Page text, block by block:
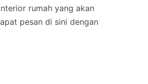
rumah yang akan
pesan di sini dengan